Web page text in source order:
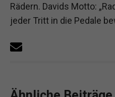
Rädern. Davids Motto:
jeder Tritt in die Pedale